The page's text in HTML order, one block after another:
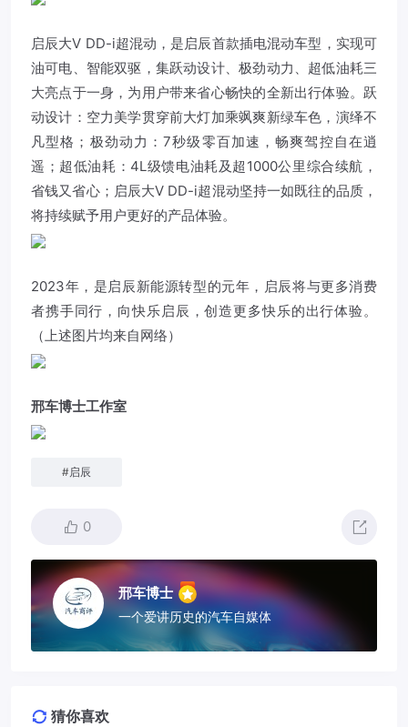
启辰大V DD-i超混动，是启辰首款插电混动车型，实现可
油可电、智能双驱，集跃动设计、极劲动力、超低油耗三
大亮点于一身，为用户带来省心畅快的全新出行体验。跃
动设计：空力美学贯穿前大灯加乘飒爽新绿车色，演绎不
凡型格；极劲动力：7秒级零百加速，畅爽驾控自在逍
遥；超低油耗：4L级馈电油耗及超1000公里综合续航，
省钱又省心；启辰大V DD-i超混动坚持一如既往的品质，
将持续赋予用户更好的产品体验。
2023年，是启辰新能源转型的元年，启辰将与更多消费
者携手同行，向快乐启辰，创造更多快乐的出行体验。
（上述图片均来自网络）
邢车博士工作室
#启辰
0
邢车博士
一个爱讲历史的汽车自媒体
猜你喜欢